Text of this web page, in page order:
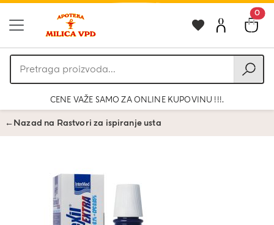
0
Pretraga
proizvoda
CENE VAŽE SAMO ZA ONLINE KUPOVINU !!!.
←Nazad na Rastvori za ispiranje usta